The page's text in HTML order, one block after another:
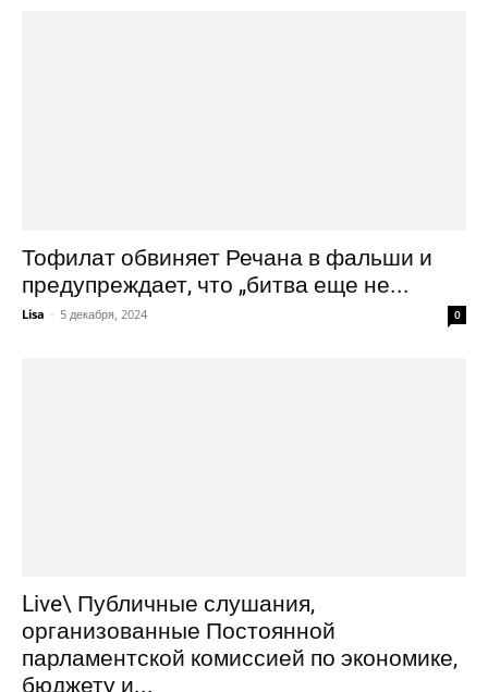
Тофилат обвиняет Речана в фальши и
предупреждает, что „битва еще не...
Lisa - 5 декабря, 2024 0
Live\ Публичные слушания,
организованные Постоянной
парламентской комиссией по экономике,
бюджету и...